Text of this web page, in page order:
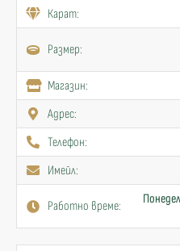
Карат:
Размер:
Mагазин:
Адрес:
Телефон:
Имейл:
Работно време: